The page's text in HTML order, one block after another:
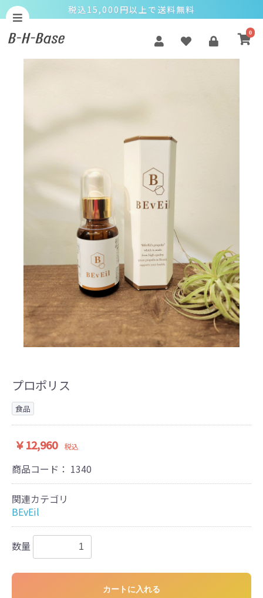
税込15,000円以上で送料無料
0
プロポリス
食品
￥12,960 税込
商品コード： 1340
関連カテゴリ
BEvEil
数量
カートに入れる